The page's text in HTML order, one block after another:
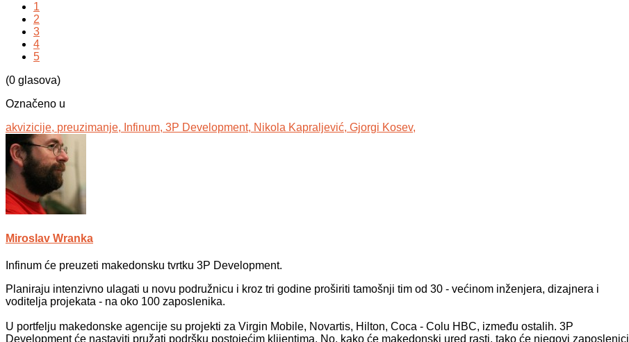
1
2
3
4
5
(0 glasova)
Označeno u
akvizicije, preuzimanje, Infinum, 3P Development, Nikola Kapraljević, Gjorgi Kosev,
Miroslav Wranka
Infinum će preuzeti makedonsku tvrtku 3P Development.
Planiraju intenzivno ulagati u novu podružnicu i kroz tri godine proširiti tamošnji tim od 30 - većinom inženjera, dizajnera i
voditelja projekata - na oko 100 zaposlenika.
U portfelju makedonske agencije su projekti za Virgin Mobile, Novartis, Hilton, Coca - Colu HBC, između ostalih. 3P
Development će nastaviti pružati podršku postojećim klijentima. No, kako će makedonski ured rasti, tako će njegovi zaposlenici